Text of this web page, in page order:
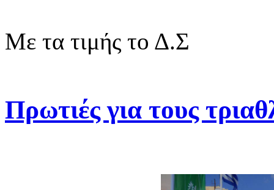
Με τα τιμής το Δ.Σ
Πρωτιές για τους